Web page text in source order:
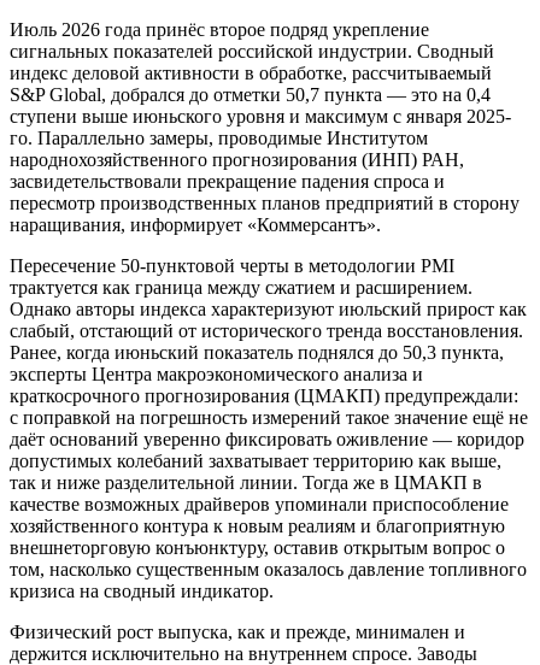
Июль 2026 года принёс второе подряд укрепление
сигнальных показателей российской индустрии. Сводный
индекс деловой активности в обработке, рассчитываемый
S&P Global, добрался до отметки 50,7 пункта — это на 0,4
ступени выше июньского уровня и максимум с января 2025-
го. Параллельно замеры, проводимые Институтом
народнохозяйственного прогнозирования (ИНП) РАН,
засвидетельствовали прекращение падения спроса и
пересмотр производственных планов предприятий в сторону
наращивания, информирует «Коммерсантъ».
Пересечение 50-пунктовой черты в методологии PMI
трактуется как граница между сжатием и расширением.
Однако авторы индекса характеризуют июльский прирост как
слабый, отстающий от исторического тренда восстановления.
Ранее, когда июньский показатель поднялся до 50,3 пункта,
эксперты Центра макроэкономического анализа и
краткосрочного прогнозирования (ЦМАКП) предупреждали:
с поправкой на погрешность измерений такое значение ещё не
даёт оснований уверенно фиксировать оживление — коридор
допустимых колебаний захватывает территорию как выше,
так и ниже разделительной линии. Тогда же в ЦМАКП в
качестве возможных драйверов упоминали приспособление
хозяйственного контура к новым реалиям и благоприятную
внешнеторговую конъюнктуру, оставив открытым вопрос о
том, насколько существенным оказалось давление топливного
кризиса на сводный индикатор.
Физический рост выпуска, как и прежде, минимален и
держится исключительно на внутреннем спросе. Заводы